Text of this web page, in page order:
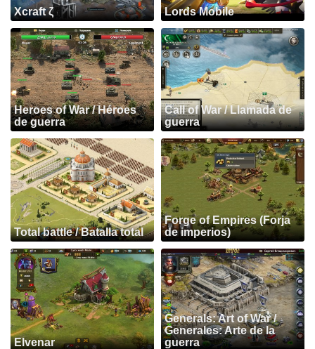
Xcraft ζ Lords Mobile
Heroes of War / Héroes
de guerra
Call of War / Llamada de
guerra
Total battle / Batalla total
Forge of Empires (Forja
de imperios)
Elvenar
Generals: Art of War /
Generales: Arte de la
guerra